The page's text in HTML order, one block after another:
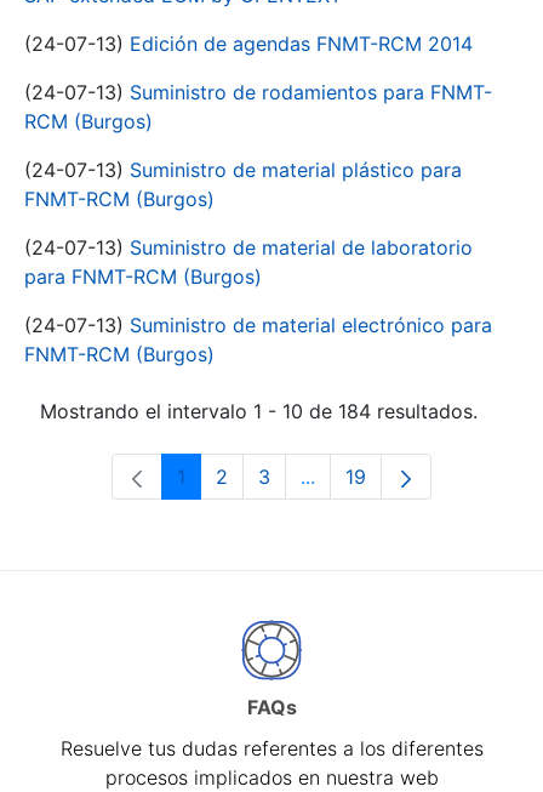
(24-07-13) Edición de agendas FNMT-RCM 2014
(24-07-13) Suministro de rodamientos para FNMT-
RCM (Burgos)
(24-07-13) Suministro de material plástico para
FNMT-RCM (Burgos)
(24-07-13) Suministro de material de laboratorio
para FNMT-RCM (Burgos)
(24-07-13) Suministro de material electrónico para
FNMT-RCM (Burgos)
Mostrando el intervalo 1 - 10 de 184 resultados.
Página
1 Página
2 Página
3 ...Páginas intermedias Use
Página
19
FAQs
Resuelve tus dudas referentes a los diferentes
procesos implicados en nuestra web